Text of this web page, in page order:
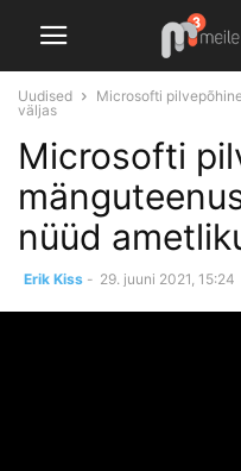
Uudised
Microsofti
väljas
Microsofti
nüüd
Erik Kiss - 29. juuni 2021, 15:24